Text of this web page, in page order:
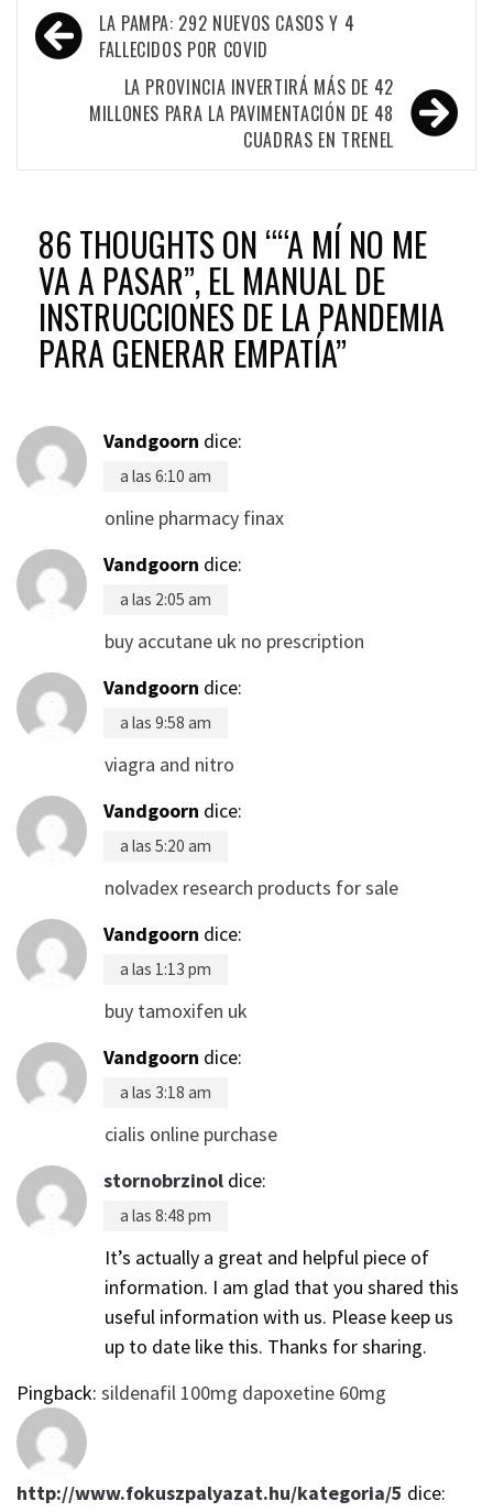
Navegación
de
entradas
LA PAMPA: 292 NUEVOS CASOS Y 4
FALLECIDOS POR COVID
LA PROVINCIA INVERTIRÁ MÁS DE 42
MILLONES PARA LA PAVIMENTACIÓN DE 48
CUADRAS EN TRENEL
86 THOUGHTS ON ““A MÍ NO ME
VA A PASAR”, EL MANUAL DE
INSTRUCCIONES DE LA PANDEMIA
PARA GENERAR EMPATÍA”
Vandgoorn dice:
a las 6:10 am
online pharmacy finax
Vandgoorn dice:
a las 2:05 am
buy accutane uk no prescription
Vandgoorn dice:
a las 9:58 am
viagra and nitro
Vandgoorn dice:
a las 5:20 am
nolvadex research products for sale
Vandgoorn dice:
a las 1:13 pm
buy tamoxifen uk
Vandgoorn dice:
a las 3:18 am
cialis online purchase
stornobrzinol dice:
a las 8:48 pm
It’s actually a great and helpful piece of
information. I am glad that you shared this
useful information with us. Please keep us
up to date like this. Thanks for sharing.
Pingback: sildenafil 100mg dapoxetine 60mg
http://www.fokuszpalyazat.hu/kategoria/5 dice: